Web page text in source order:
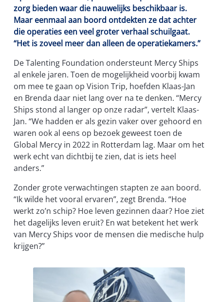
zorg bieden waar die nauwelijks beschikbaar is.
Maar eenmaal aan boord ontdekten ze dat achter
die operaties een veel groter verhaal schuilgaat.
“Het is zoveel meer dan alleen de operatiekamers.”
De Talenting Foundation ondersteunt Mercy Ships
al enkele jaren. Toen de mogelijkheid voorbij kwam
om mee te gaan op Vision Trip, hoefden Klaas-Jan
en Brenda daar niet lang over na te denken. “Mercy
Ships stond al langer op onze radar”, vertelt Klaas-
Jan. “We hadden er als gezin vaker over gehoord en
waren ook al eens op bezoek geweest toen de
Global Mercy in 2022 in Rotterdam lag. Maar om het
werk echt van dichtbij te zien, dat is iets heel
anders.”
Zonder grote verwachtingen stapten ze aan boord.
“Ik wilde het vooral ervaren”, zegt Brenda. “Hoe
werkt zo’n schip? Hoe leven gezinnen daar? Hoe ziet
het dagelijks leven eruit? En wat betekent het werk
van Mercy Ships voor de mensen die medische hulp
krijgen?”